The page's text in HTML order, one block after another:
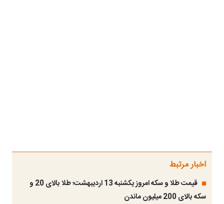
اخبار مرتبط
قیمت طلا و سکه امروز یکشنبه 13 اردیبهشت؛ طلا بالای 20 و
سکه بالای 200 میلیون ماندن